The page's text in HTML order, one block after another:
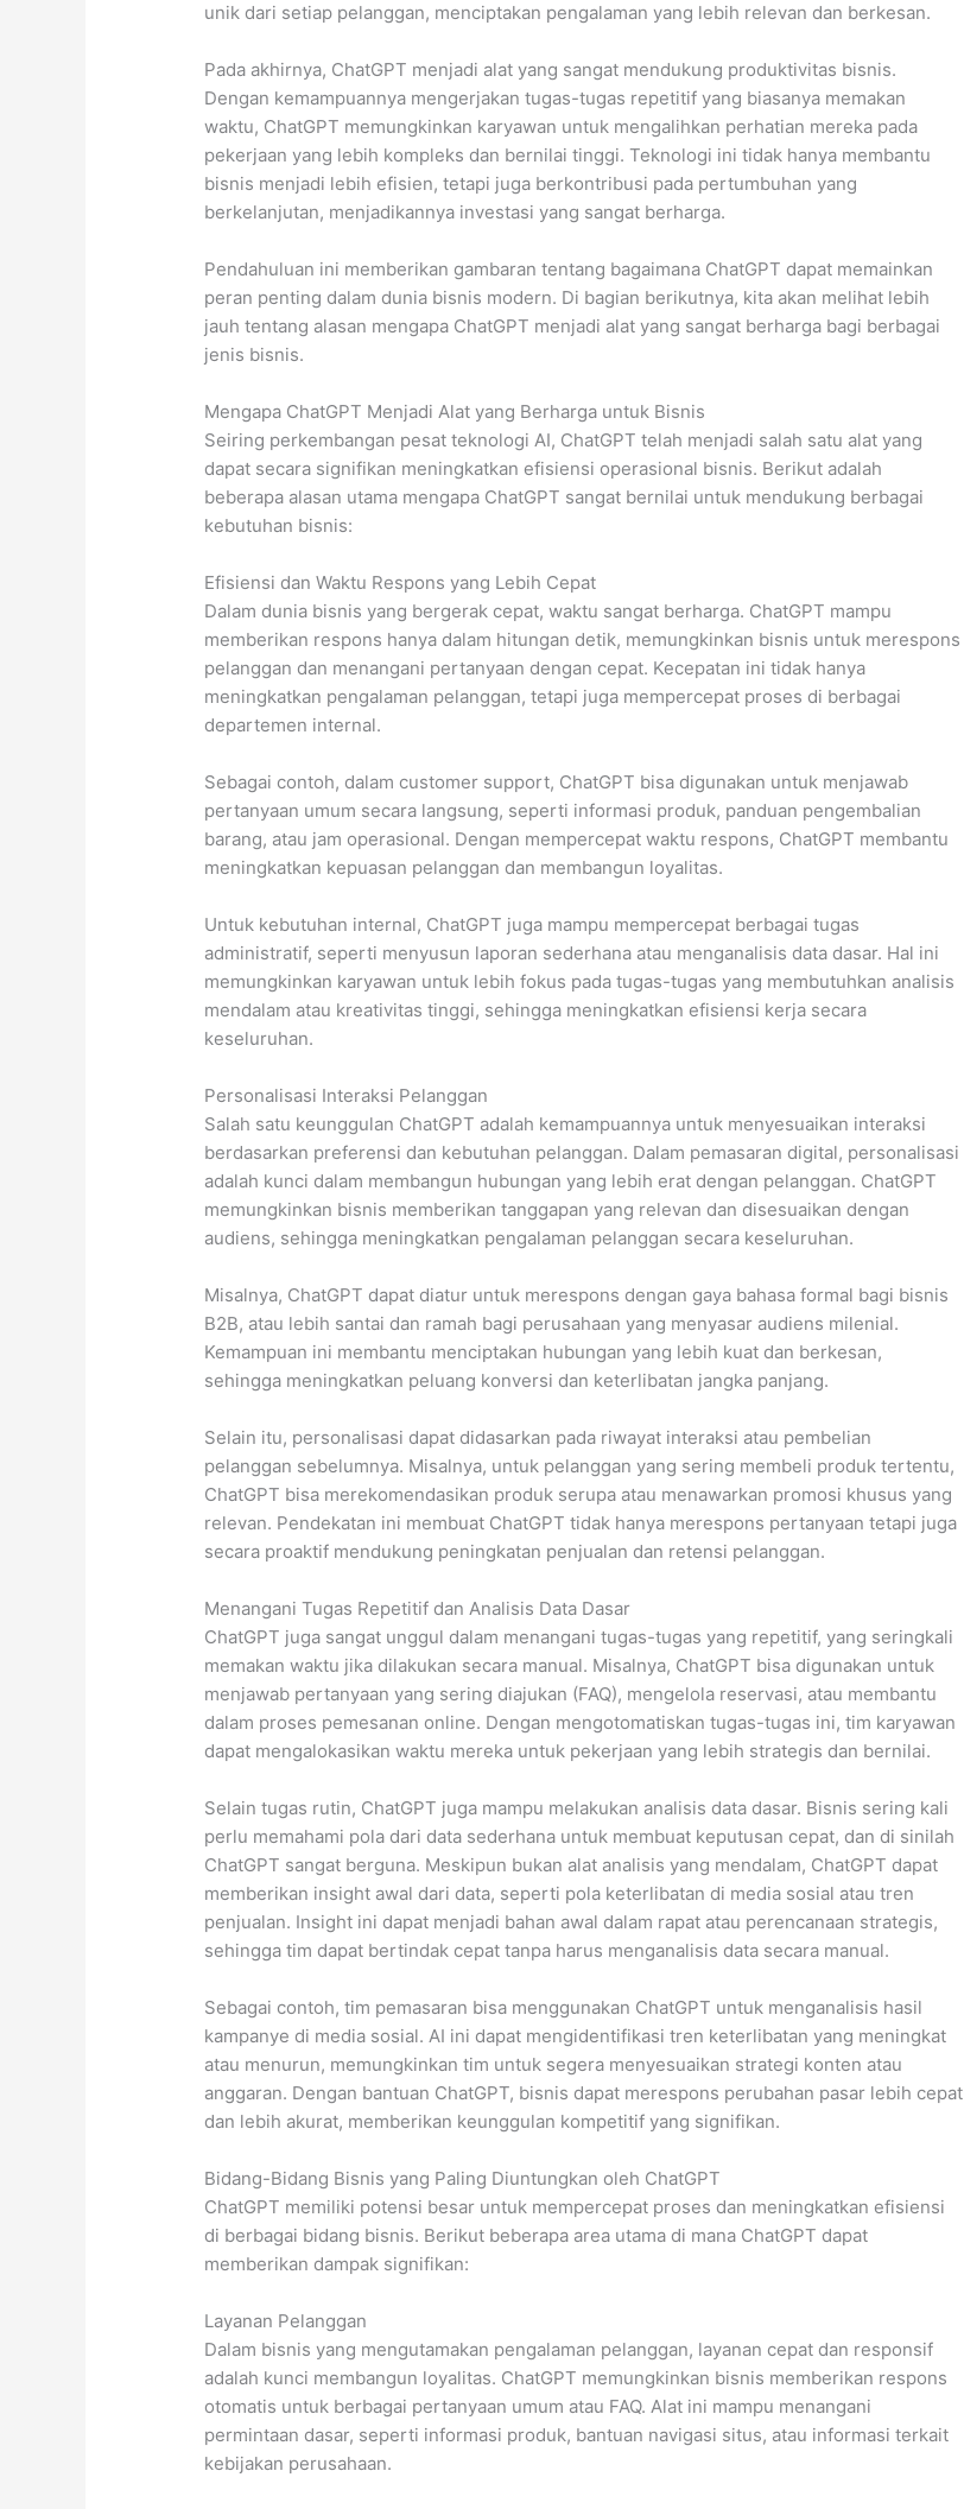
unik dari setiap pelanggan, menciptakan pengalaman yang lebih relevan dan berkesan.
Pada akhirnya, ChatGPT menjadi alat yang sangat mendukung produktivitas bisnis.
Dengan kemampuannya mengerjakan tugas-tugas repetitif yang biasanya memakan
waktu, ChatGPT memungkinkan karyawan untuk mengalihkan perhatian mereka pada
pekerjaan yang lebih kompleks dan bernilai tinggi. Teknologi ini tidak hanya membantu
bisnis menjadi lebih efisien, tetapi juga berkontribusi pada pertumbuhan yang
berkelanjutan, menjadikannya investasi yang sangat berharga.
Pendahuluan ini memberikan gambaran tentang bagaimana ChatGPT dapat memainkan
peran penting dalam dunia bisnis modern. Di bagian berikutnya, kita akan melihat lebih
jauh tentang alasan mengapa ChatGPT menjadi alat yang sangat berharga bagi berbagai
jenis bisnis.
Mengapa ChatGPT Menjadi Alat yang Berharga untuk Bisnis
Seiring perkembangan pesat teknologi AI, ChatGPT telah menjadi salah satu alat yang
dapat secara signifikan meningkatkan efisiensi operasional bisnis. Berikut adalah
beberapa alasan utama mengapa ChatGPT sangat bernilai untuk mendukung berbagai
kebutuhan bisnis:
Efisiensi dan Waktu Respons yang Lebih Cepat
Dalam dunia bisnis yang bergerak cepat, waktu sangat berharga. ChatGPT mampu
memberikan respons hanya dalam hitungan detik, memungkinkan bisnis untuk merespons
pelanggan dan menangani pertanyaan dengan cepat. Kecepatan ini tidak hanya
meningkatkan pengalaman pelanggan, tetapi juga mempercepat proses di berbagai
departemen internal.
Sebagai contoh, dalam customer support, ChatGPT bisa digunakan untuk menjawab
pertanyaan umum secara langsung, seperti informasi produk, panduan pengembalian
barang, atau jam operasional. Dengan mempercepat waktu respons, ChatGPT membantu
meningkatkan kepuasan pelanggan dan membangun loyalitas.
Untuk kebutuhan internal, ChatGPT juga mampu mempercepat berbagai tugas
administratif, seperti menyusun laporan sederhana atau menganalisis data dasar. Hal ini
memungkinkan karyawan untuk lebih fokus pada tugas-tugas yang membutuhkan analisis
mendalam atau kreativitas tinggi, sehingga meningkatkan efisiensi kerja secara
keseluruhan.
Personalisasi Interaksi Pelanggan
Salah satu keunggulan ChatGPT adalah kemampuannya untuk menyesuaikan interaksi
berdasarkan preferensi dan kebutuhan pelanggan. Dalam pemasaran digital, personalisasi
adalah kunci dalam membangun hubungan yang lebih erat dengan pelanggan. ChatGPT
memungkinkan bisnis memberikan tanggapan yang relevan dan disesuaikan dengan
audiens, sehingga meningkatkan pengalaman pelanggan secara keseluruhan.
Misalnya, ChatGPT dapat diatur untuk merespons dengan gaya bahasa formal bagi bisnis
B2B, atau lebih santai dan ramah bagi perusahaan yang menyasar audiens milenial.
Kemampuan ini membantu menciptakan hubungan yang lebih kuat dan berkesan,
sehingga meningkatkan peluang konversi dan keterlibatan jangka panjang.
Selain itu, personalisasi dapat didasarkan pada riwayat interaksi atau pembelian
pelanggan sebelumnya. Misalnya, untuk pelanggan yang sering membeli produk tertentu,
ChatGPT bisa merekomendasikan produk serupa atau menawarkan promosi khusus yang
relevan. Pendekatan ini membuat ChatGPT tidak hanya merespons pertanyaan tetapi juga
secara proaktif mendukung peningkatan penjualan dan retensi pelanggan.
Menangani Tugas Repetitif dan Analisis Data Dasar
ChatGPT juga sangat unggul dalam menangani tugas-tugas yang repetitif, yang seringkali
memakan waktu jika dilakukan secara manual. Misalnya, ChatGPT bisa digunakan untuk
menjawab pertanyaan yang sering diajukan (FAQ), mengelola reservasi, atau membantu
dalam proses pemesanan online. Dengan mengotomatiskan tugas-tugas ini, tim karyawan
dapat mengalokasikan waktu mereka untuk pekerjaan yang lebih strategis dan bernilai.
Selain tugas rutin, ChatGPT juga mampu melakukan analisis data dasar. Bisnis sering kali
perlu memahami pola dari data sederhana untuk membuat keputusan cepat, dan di sinilah
ChatGPT sangat berguna. Meskipun bukan alat analisis yang mendalam, ChatGPT dapat
memberikan insight awal dari data, seperti pola keterlibatan di media sosial atau tren
penjualan. Insight ini dapat menjadi bahan awal dalam rapat atau perencanaan strategis,
sehingga tim dapat bertindak cepat tanpa harus menganalisis data secara manual.
Sebagai contoh, tim pemasaran bisa menggunakan ChatGPT untuk menganalisis hasil
kampanye di media sosial. AI ini dapat mengidentifikasi tren keterlibatan yang meningkat
atau menurun, memungkinkan tim untuk segera menyesuaikan strategi konten atau
anggaran. Dengan bantuan ChatGPT, bisnis dapat merespons perubahan pasar lebih cepat
dan lebih akurat, memberikan keunggulan kompetitif yang signifikan.
Bidang-Bidang Bisnis yang Paling Diuntungkan oleh ChatGPT
ChatGPT memiliki potensi besar untuk mempercepat proses dan meningkatkan efisiensi
di berbagai bidang bisnis. Berikut beberapa area utama di mana ChatGPT dapat
memberikan dampak signifikan:
Layanan Pelanggan
Dalam bisnis yang mengutamakan pengalaman pelanggan, layanan cepat dan responsif
adalah kunci membangun loyalitas. ChatGPT memungkinkan bisnis memberikan respons
otomatis untuk berbagai pertanyaan umum atau FAQ. Alat ini mampu menangani
permintaan dasar, seperti informasi produk, bantuan navigasi situs, atau informasi terkait
kebijakan perusahaan.